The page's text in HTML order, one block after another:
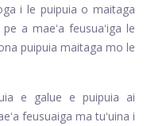
i le puipuia o maitaga
a maeʻa feusuaʻiga le
puipuia maitaga mo le
e galue e puipuia ai
feusuaiga ma tuʻuina i